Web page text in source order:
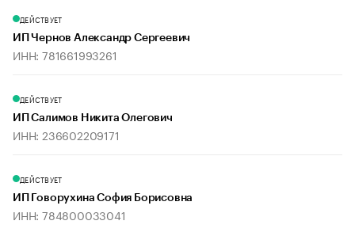
ДЕЙСТВУЕТ
ИП Чернов Александр Сергеевич
ИНН: 781661993261
ДЕЙСТВУЕТ
ИП Салимов Никита Олегович
ИНН: 236602209171
ДЕЙСТВУЕТ
ИП Говорухина София Борисовна
ИНН: 784800033041